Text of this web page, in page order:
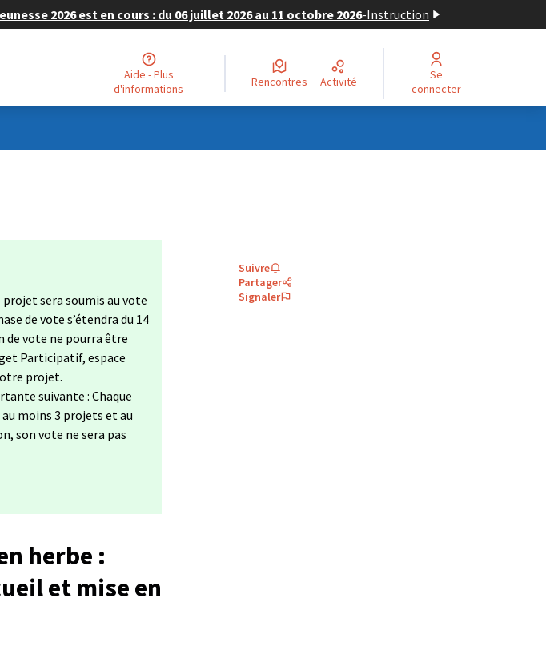
2026 est en cours : du 06 juillet 2026 au 11 octobre 2026-Instruction
Aide - Plus
d'informations
Rencontres Activité
Se
connecter
sera soumis au vote
de vote s’étendra du 14
de vote ne pourra être
Participatif, espace
projet.
suivante : Chaque
moins 3 projets et au
son vote ne sera pas
herbe :
et mise en
Suivre
Partager
Signaler